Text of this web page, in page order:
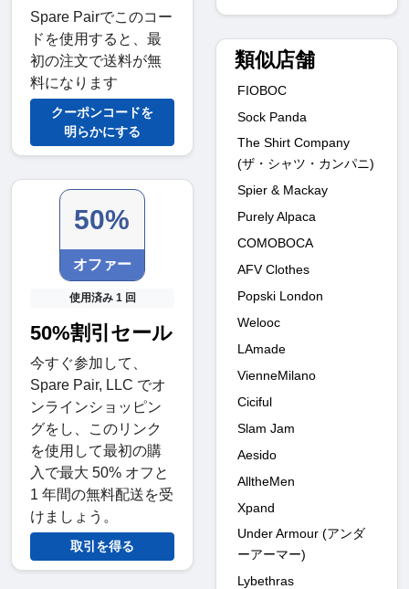
Spare Pairでこのコー
ドを使用すると、最
初の注文で送料が無
料になります
クーポンコードを
明らかにする
50%
オファー
使用済み 1 回
50%割引セール
今すぐ参加して、
Spare Pair, LLC でオ
ンラインショッピン
グをし、このリンク
を使用して最初の購
入で最大 50% オフと
1 年間の無料配送を受
けましょう。
取引を得る
類似店舗
FIOBOC
Sock Panda
The Shirt Company
(ザ・シャツ・カンパニ)
Spier & Mackay
Purely Alpaca
COMOBOCA
AFV Clothes
Popski London
Welooc
LAmade
VienneMilano
Ciciful
Slam Jam
Aesido
AlltheMen
Xpand
Under Armour (アンダ
ーアーマー)
Lybethras